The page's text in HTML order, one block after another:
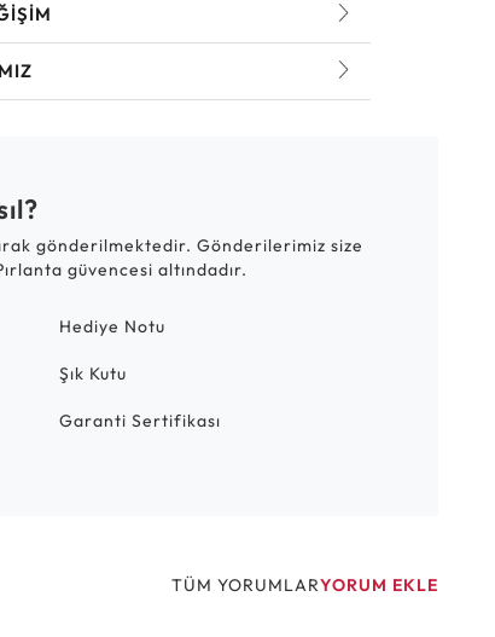
gönderilmektedir. Gönderilerimiz size
güvencesi altındadır.
Hediye Notu
Şık Kutu
Garanti Sertifikası
TÜM YORUMLARYORUM EKLE